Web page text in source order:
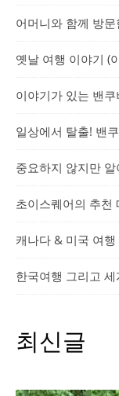
어머니와 함께 방
옛날 여행 이야기 (
이야기가 있는 밴
일상에서 탈출! 밴
중요하지 않지만
초이스퀘어의 추천
캐나다 & 미국 여행
한국여행 그리고 세
최신글